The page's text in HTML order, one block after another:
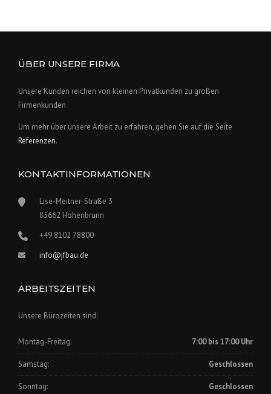
ÜBER UNSERE FIRMA
Unsere Kunden reichen von kleinen Privatkunden zu großen
Firmenkunden
Um mehr über unsere Arbeit zu erfahren, gehen Sie auf die Seite
Referenzen.
KONTAKTINFORMATIONEN
Lise-Meitner-Straße 3
85662 Hohenbrunn
+49 8102 78800
info@jfbau.de
ARBEITSZEITEN
Unsere Bürozeiten sind:
Montag-Freitag: 7:00 bis 17:00 Uhr
Samstag: Geschlossen
Sonntag: Geschlossen